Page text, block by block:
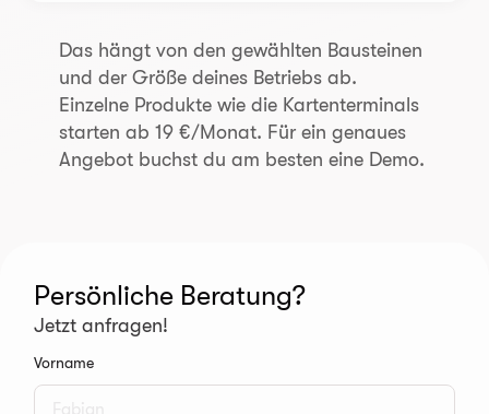
Das hängt von den gewählten Bausteinen
und der Größe deines Betriebs ab.
Einzelne Produkte wie die Kartenterminals
starten ab 19 €/Monat. Für ein genaues
Angebot buchst du am besten eine Demo.
Persönliche Beratung?
Jetzt anfragen!
Vorname